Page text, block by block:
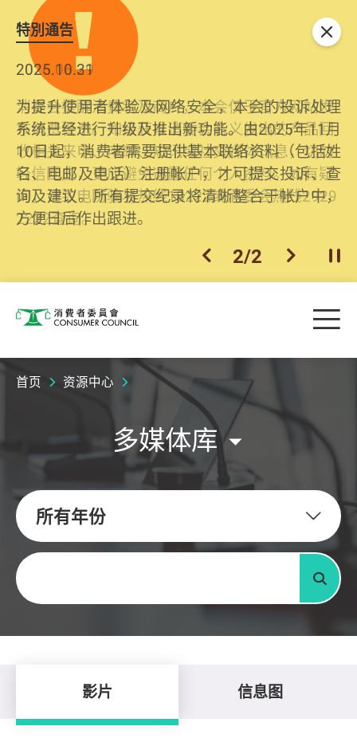
特別通告
2026.06.29
消委会提醒消费者及商户，本会仅于官方网站发
布消费警示。如接获以消委会名义发出的产品回
收相关来电、电邮、短讯或社交媒体讯息，切勿
轻信回应，更应避免透露任何个人资料。如有疑
问，请致电防骗易热线18222或消委会热线2929
2222查询。
2025.10.31
为提升使用者体验及网络安全，本会的投诉处理
系统已经进行升级及推出新功能。由2025年11月
10日起，消费者需要提供基本联络资料（包括姓
名、电邮及电话）注册帐户，才可提交投诉、查
询及建议。所有提交纪录将清晰整合于帐户中，
方便日后作出跟进。
上一个
2/2 下一个开
关闭
消费者委员会 目
首页 资源中心
多媒体库
所有年份
关键字
搜寻
影片 信息图